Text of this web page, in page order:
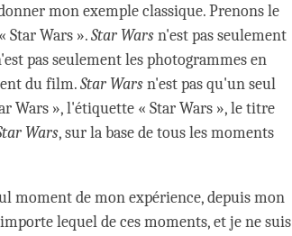
mon exemple classique. Prenons le
Star Wars ».Star Warsn'est pas seulement
pas seulement les photogrammes en
du film.Star Warsn'est pas qu'un seul
Wars », l'étiquette « Star Wars », le titre
Wars, sur la base de tous les moments
moment de mon expérience, depuis mon
lequel de ces moments, et je ne suis